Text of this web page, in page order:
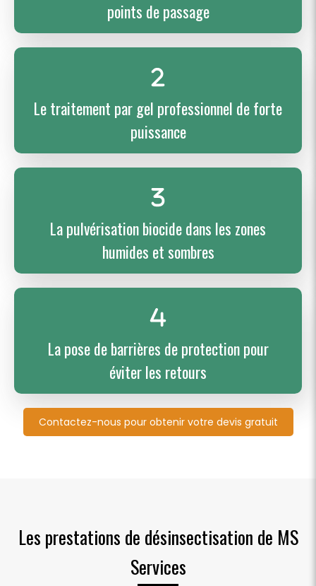
points de passage
Le traitement par gel professionnel de forte
puissance
La pulvérisation biocide dans les zones
humides et sombres
La pose de barrières de protection pour
éviter les retours
Contactez-nous pour obtenir votre devis gratuit
Les prestations de désinsectisation de MS
Services